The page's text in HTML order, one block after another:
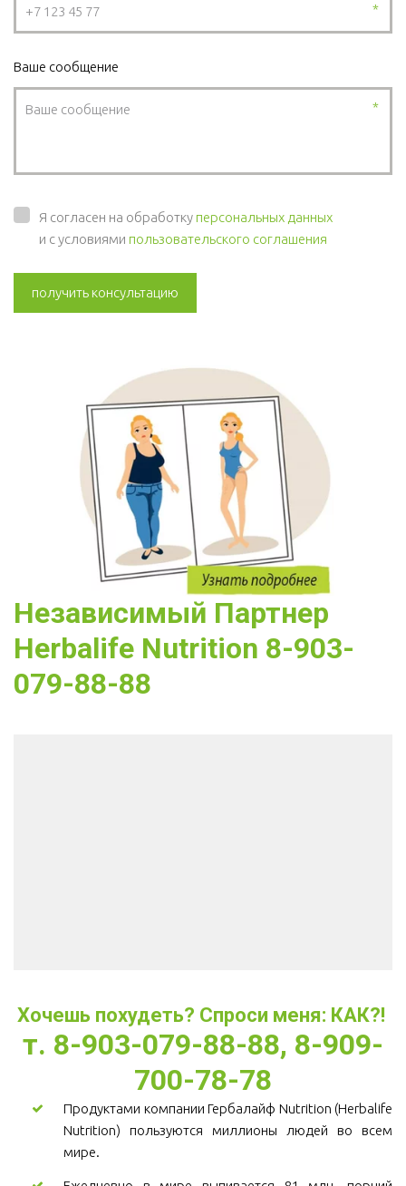
*
Ваше сообщение
*
Я согласен на обработкуперсональных данных
и с условиями пользовательского соглашения
получить консультацию
Независимый Партнер
Herbalife Nutrition 8-903-
079-88-88
Хочешь похудеть? Спроси меня: КАК?!
т. 8-903-079-88-88, 8-909-
700-78-78
Продуктами компании Гербалайф Nutrition (Herbalife
Nutrition) пользуются миллионы людей во всем
мире.